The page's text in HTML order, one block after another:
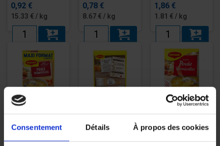
Consentement Détails À propos des cookies
0,92 €
15.33 € / kg
0,78 €
8.67 € / kg
1,86 €
1.81 € / kg
MAGGI poule aux
3X59g
MAGGI Saveur à
l'Ancienne Poule
au Pot aux petits
Soupe de Poule
MAGGI 65Grs